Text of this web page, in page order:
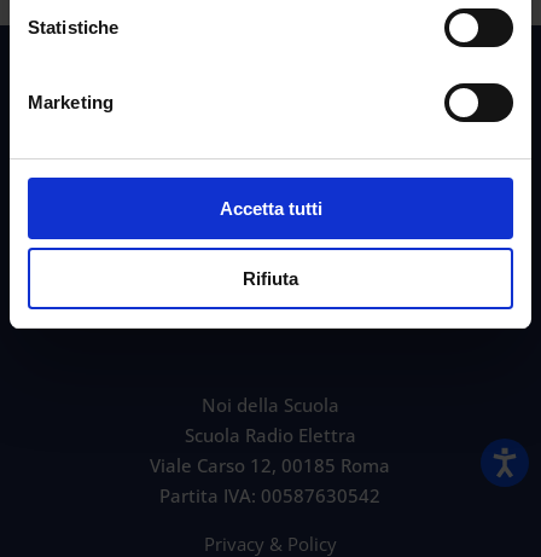
Statistiche
Marketing
Accetta tutti
Rifiuta
Noi della Scuola
Scuola Radio Elettra
Viale Carso 12, 00185 Roma
Partita IVA: 00587630542
Privacy & Policy